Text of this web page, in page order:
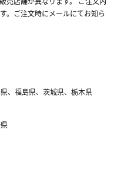
。ご注文時にメールにてお知ら
、福島県、茨城県、栃木県